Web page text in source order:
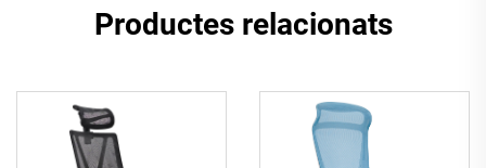
Productes relacionats